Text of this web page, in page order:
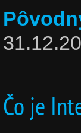
Čo je